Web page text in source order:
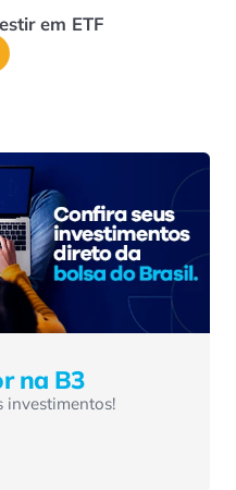
em ETF
na B3
investimentos!